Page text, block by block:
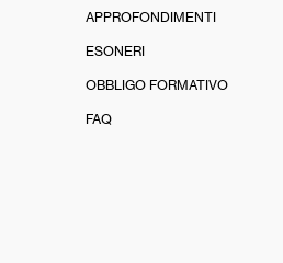
APPROFONDIMENTI
ESONERI
OBBLIGO FORMATIVO
FAQ